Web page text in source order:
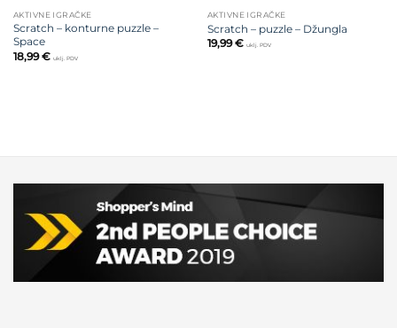
AKTIVNE IGRAČKE
Scratch – konturne puzzle –
Space
18,99€ uklj. PDV
AKTIVNE IGRAČKE
Scratch – puzzle – Džungla
19,99€ uklj. PDV